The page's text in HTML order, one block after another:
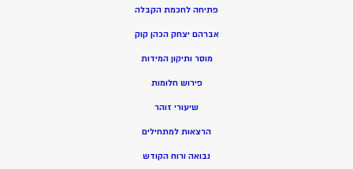
פתיחה לחכמת הקבלה
אברהם יצחק הכהן קוק
מוסר ותיקון המידות
פירוש חלומות
שיעורי זוהר
הרצאות למתחילים
נבואה ורוח הקודש